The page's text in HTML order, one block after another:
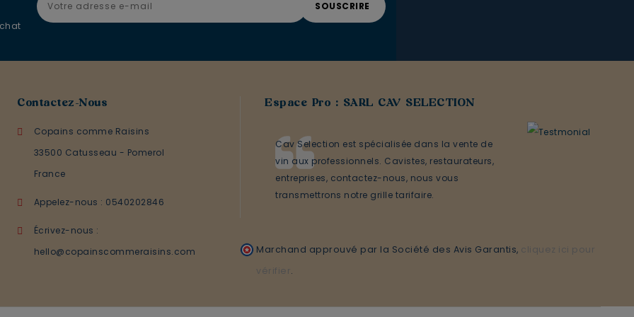
Contactez-Nous
Copains comme Raisins
33500 Catusseau - Pomerol
France
Appelez-nous : 0540202846
Écrivez-nous :
hello@copainscommeraisins.com
Espace Pro : SARL CAV SELECTION
Cav Selection est spécialisée dans la vente de
vin aux professionnels. Cavistes, restaurateurs,
entreprises, contactez-nous, nous vous
transmettrons notre grille tarifaire.
Marchand approuvé par la Société des Avis Garantis, cliquez ici pour
vérifier.